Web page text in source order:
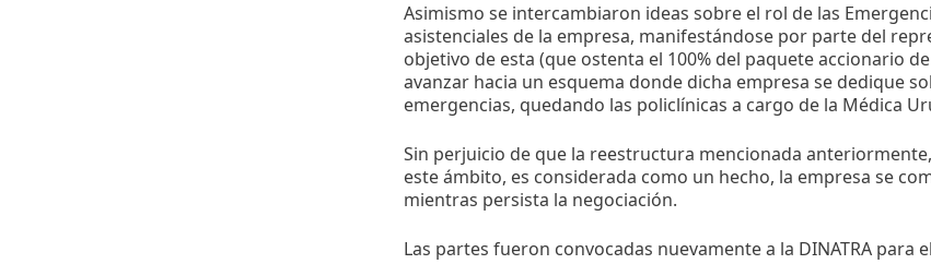
Asimismo se intercambiaron ideas sobre el rol de las
asistenciales de la empresa, manifestándose por parte del
objetivo de esta (que ostenta el 100% del paquete accionario
avanzar hacia un esquema donde dicha empresa se dedique
emergencias, quedando las policlínicas a cargo de la Médica
Sin perjuicio de que la reestructura mencionada
este ámbito, es considerada como un hecho, la empresa se
mientras persista la negociación.
Las partes fueron convocadas nuevamente a la DINATRA para